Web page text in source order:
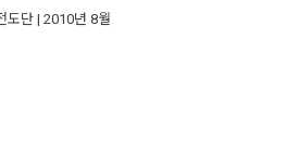
도단 | 2010년 8월